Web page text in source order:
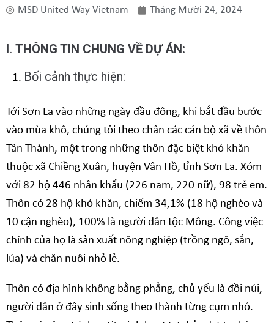
MSD United Way Vietnam Tháng Mười 24, 2024
I. THÔNG TIN CHUNG VỀ DỰ ÁN:
Bối cảnh thực hiện:
Tới Sơn La vào những ngày đầu đông, khi bắt đầu bước
vào mùa khô, chúng tôi theo chân các cán bộ xã về thôn
Tân Thành, một trong những thôn đặc biệt khó khăn
thuộc xã Chiềng Xuân, huyện Vân Hồ, tỉnh Sơn La. Xóm
với 82 hộ 446 nhân khẩu (226 nam, 220 nữ), 98 trẻ em.
Thôn có 28 hộ khó khăn, chiếm 34,1% (18 hộ nghèo và
10 cận nghèo), 100% là người dân tộc Mông. Công việc
chính của họ là sản xuất nông nghiệp (trồng ngô, sắn,
lúa) và chăn nuôi nhỏ lẻ.
Thôn có địa hình không bằng phẳng, chủ yếu là đồi núi,
người dân ở đây sinh sống theo thành từng cụm nhỏ.